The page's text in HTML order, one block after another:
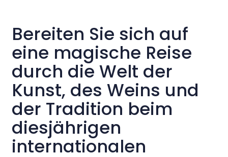
Bereiten Sie sich auf
eine magische Reise
durch die Welt der
Kunst, des Weins und
der Tradition beim
diesjährigen
internationalen